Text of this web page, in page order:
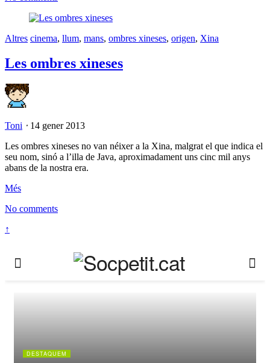
Altres cinema, llum, mans, ombres xineses, origen, Xina
Les ombres xineses
Toni ⋅ 14 gener 2013
Les ombres xineses no van néixer a la Xina, malgrat el que indica el
seu nom, sinó a l’illa de Java, aproximadament uns cinc mil anys
abans de la nostra era.
Més
No comments
↑